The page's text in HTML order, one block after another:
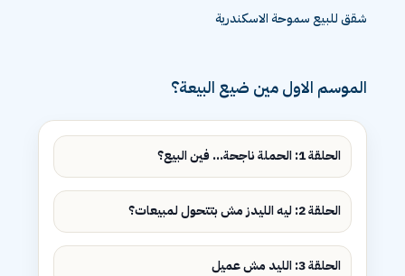
شقق للبيع سموحة الاسكندرية
الموسم الاول مين ضيع البيعة؟
الحلقة 1: الحملة ناجحة... فين البيع؟
الحلقة 2: ليه الليدز مش بتتحول لمبيعات؟
الحلقة 3: الليد مش عميل